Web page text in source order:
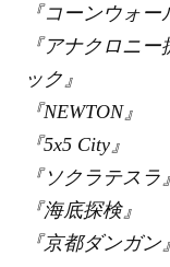
『コーンウォー
『アナクロニ
ック』
『NEWTON』
『5x5 City』
『ソクラテスラ』
『海底探検』
『京都ダンガン』